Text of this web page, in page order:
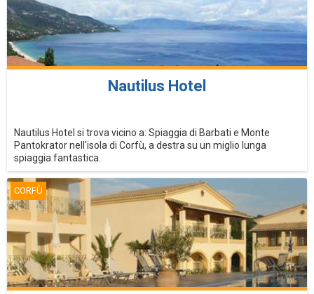
Nautilus Hotel
Nautilus Hotel si trova vicino a: Spiaggia di Barbati e Monte
Pantokrator nell'isola di Corfù, a destra su un miglio lunga
spiaggia fantastica.
CORFÙ